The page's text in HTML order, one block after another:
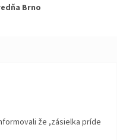
Brno
5 z 5 hviezdičiek.
že ,zásielka príde